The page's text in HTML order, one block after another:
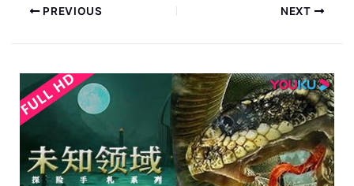
PREVIOUS NEXT